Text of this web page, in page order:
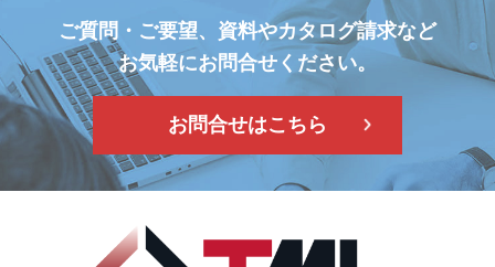
ご質問・ご要望、資料やカタログ請求など
お気軽にお問合せください。
お問合せはこちら